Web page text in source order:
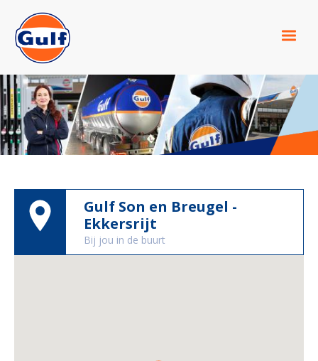
Overslaan
naar
inhoud
gaan
Gulf Son en Breugel -
Ekkersrijt
Bij jou in de buurt